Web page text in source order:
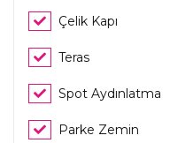
Çelik Kapı
Teras
Spot Aydınlatma
Parke Zemin